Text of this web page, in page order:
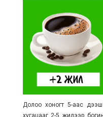
Долоо хоногт 5-аас
хугацааг 2-5 жилээр